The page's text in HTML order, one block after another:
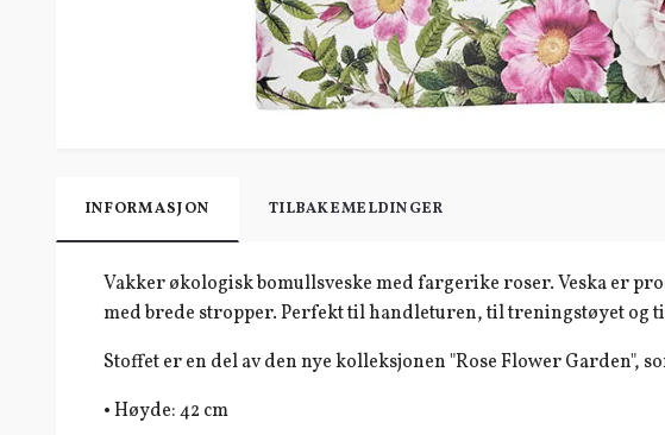
INFORMASJON TILBAKEMELDINGER
Vakker økologisk bomullsveske med fargerike roser. Veska er
med brede stropper. Perfekt til handleturen, til treningstøyet og
Stoffet er en del av den nye kolleksjonen "Rose Flower Garden",
• Høyde: 42 cm